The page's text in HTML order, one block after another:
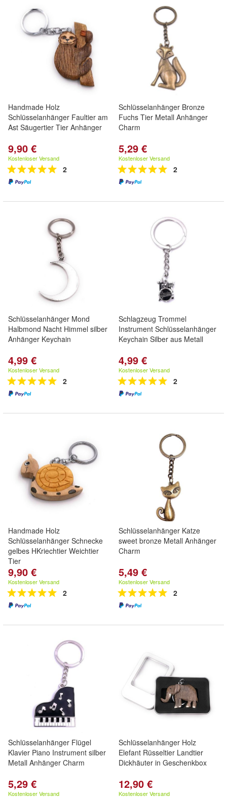
Handmade Holz
Schlüsselanhänger Faultier am
Ast Säugertier Tier Anhänger
9,90 €
Kostenloser Versand
2
Schlüsselanhänger Bronze
Fuchs Tier Metall Anhänger
Charm
5,29 €
Kostenloser Versand
2
Schlüsselanhänger Mond
Halbmond Nacht Himmel silber
Anhänger Keychain
4,99 €
Kostenloser Versand
2
Schlagzeug Trommel
Instrument Schlüsselanhänger
Keychain Silber aus Metall
4,99 €
Kostenloser Versand
2
Handmade Holz
Schlüsselanhänger Schnecke
gelbes HKriechtier Weichtier
Tier
9,90 €
Kostenloser Versand
2
Schlüsselanhänger Katze
sweet bronze Metall Anhänger
Charm
5,49 €
Kostenloser Versand
2
Schlüsselanhänger Flügel
Klavier Piano Instrument silber
Metall Anhänger Charm
5,29 €
Kostenloser Versand
Schlüsselanhänger Holz
Elefant Rüsseltier Landtier
Dickhäuter in Geschenkbox
12,90 €
Kostenloser Versand